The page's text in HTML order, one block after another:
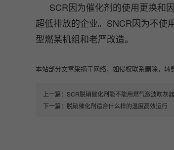
SCR因为催化剂的使用更换和
超低排放的企业。SNCR因为不使
型燃某机组和老严改造。
本站部分文章采摘于网络，如侵权联系删除，
上一篇： SCR脱硝催化剂能不能用燃气激波吹灰
下一篇： 脱硝催化剂适合什么样的温度高效运行